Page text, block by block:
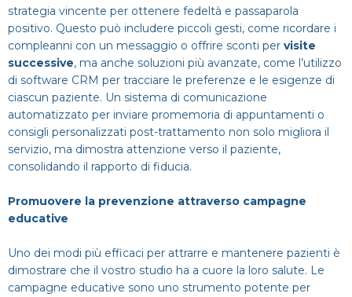
strategia vincente per ottenere fedeltà e passaparola
positivo. Questo può includere piccoli gesti, come ricordare i
compleanni con un messaggio o offrire sconti per visite
successive, ma anche soluzioni più avanzate, come l’utilizzo
di software CRM per tracciare le preferenze e le esigenze di
ciascun paziente. Un sistema di comunicazione
automatizzato per inviare promemoria di appuntamenti o
consigli personalizzati post-trattamento non solo migliora il
servizio, ma dimostra attenzione verso il paziente,
consolidando il rapporto di fiducia.
Promuovere la prevenzione attraverso campagne
educative
Uno dei modi più efficaci per attrarre e mantenere pazienti è
dimostrare che il vostro studio ha a cuore la loro salute. Le
campagne educative sono uno strumento potente per